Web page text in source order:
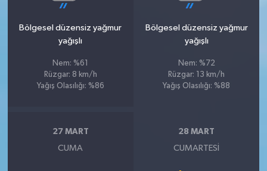
Bölgesel düzensiz yağmur
yağışlı
Nem: %61
Rüzgar: 8 km/h
Yağış Olasılığı: %86
Bölgesel düzensiz yağmur
yağışlı
Nem: %72
Rüzgar: 13 km/h
Yağış Olasılığı: %88
27 MART
CUMA
28 MART
CUMARTESI